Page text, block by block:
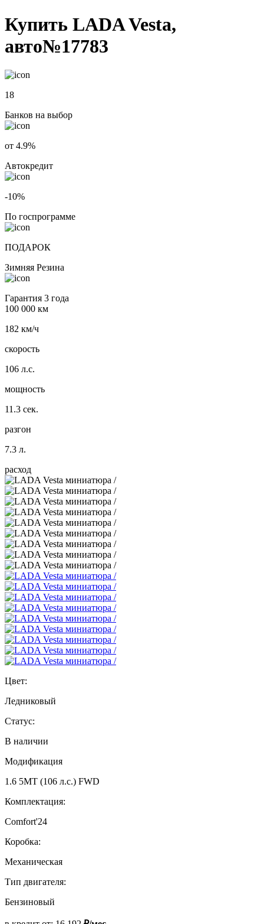
Купить LADA Vesta,
авто№17783
18
Банков на выбор
от 4.9%
Автокредит
-10%
По госпрограмме
ПОДАРОК
Зимняя Резина
Гарантия 3 года
100 000 км
182 км/ч
скорость
106 л.с.
мощность
11.3 сек.
разгон
7.3 л.
расход
Цвет:
Ледниковый
Статус:
В наличии
Модификация
1.6 5MT (106 л.с.) FWD
Комплектация:
Comfort'24
Коробка:
Механическая
Тип двигателя:
Бензиновый